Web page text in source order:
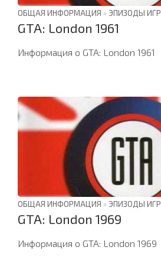
ОБЩАЯ ИНФОРМАЦИЯ » ЭПИЗОДЫ ИГР
GTA: London 1961
Информация о GTA: London 1961
ОБЩАЯ ИНФОРМАЦИЯ » ЭПИЗОДЫ ИГР
GTA: London 1969
Информация о GTA: London 1969